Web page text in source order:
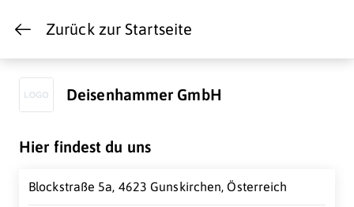
Zurück zur Startseite
Deisenhammer GmbH
Hier findest du uns
Blockstraße 5a, 4623 Gunskirchen, Österreich